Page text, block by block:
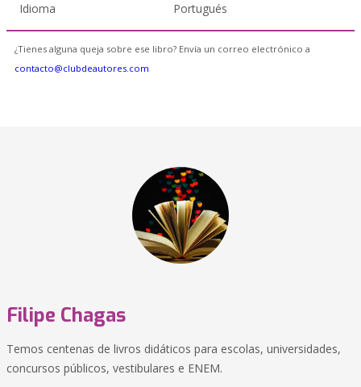
Idioma Portugués
¿Tienes alguna queja sobre ese libro? Envía un correo electrónico a
contacto@clubdeautores.com
Filipe Chagas
Temos centenas de livros didáticos para escolas, universidades,
concursos públicos, vestibulares e ENEM.